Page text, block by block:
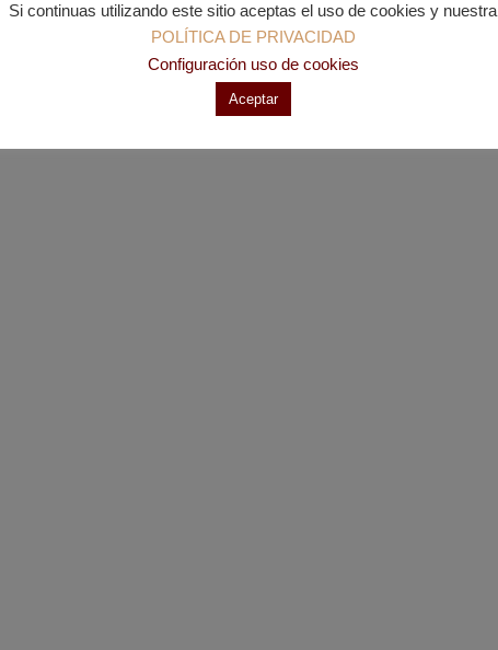
Si continuas utilizando este sitio aceptas el uso de cookies y nuestra
POLÍTICA DE PRIVACIDAD
Configuración uso de cookies
Aceptar